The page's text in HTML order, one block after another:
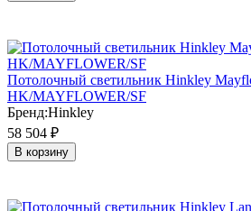
Потолочный светильник Hinkley
HK/MAYFLOWER/SF
Бренд:Hinkley
58 504 ₽
В корзину